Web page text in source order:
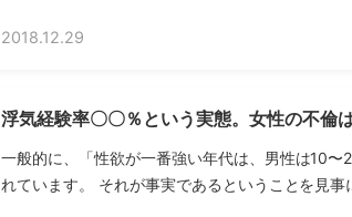
2018.12.29
浮気経験率〇〇％という実態。女性の不倫
一般的に、「性欲が一番強い年代は、男性は10
れています。 それが事実であるということを見